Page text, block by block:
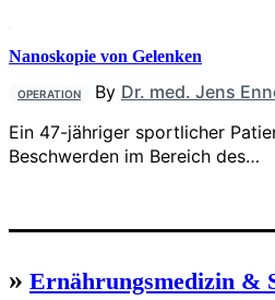
Nanoskopie von Gelenken
OPERATION By Dr. med. Jens
Ein 47-jähriger sportlicher
Beschwerden im Bereich des…
» Ernährungsmedizin &